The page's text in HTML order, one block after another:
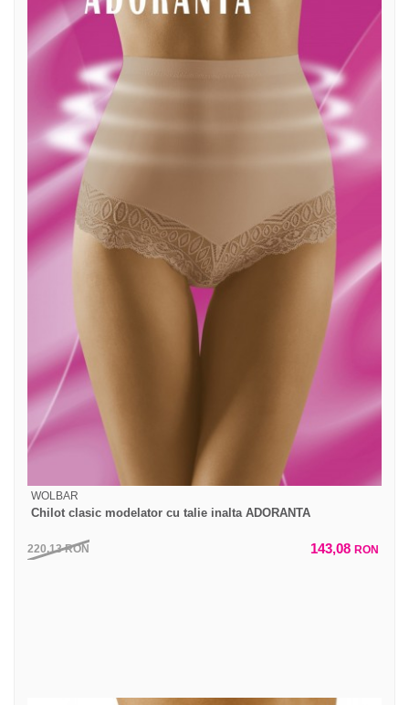
WOLBAR
Chilot clasic modelator cu talie inalta ADORANTA
220,13RON 143,08 RON